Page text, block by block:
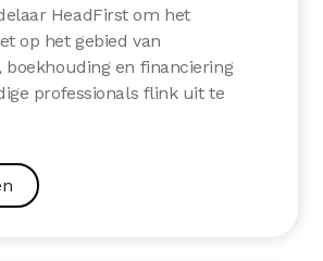
HeadFirst om het
op het gebied van
boekhouding en financiering
professionals flink uit te